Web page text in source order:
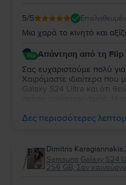
5/5
Μια χαρά το κινητό και
Απάντηση από τη Flip
Σας ευχαριστούμε πολύ
Χαιρόμαστε ιδιαίτερα που
Galaxy S24 Ultra και ότι
σας εξυπηρετήσουμε ξανά
Δες περισσότερες
Dimitris Karagiannakis,
Samsung Galaxy S24
256 GB, Σαν